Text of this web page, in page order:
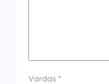
Vardas *